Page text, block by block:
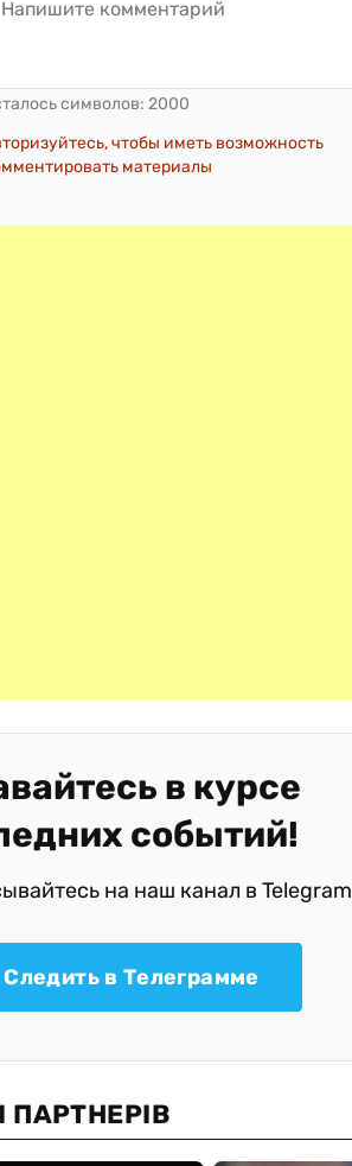
символов: 2000
чтобы иметь возможность
материалы
в курсе
событий!
на наш канал в Telegram
Следить в Телеграмме